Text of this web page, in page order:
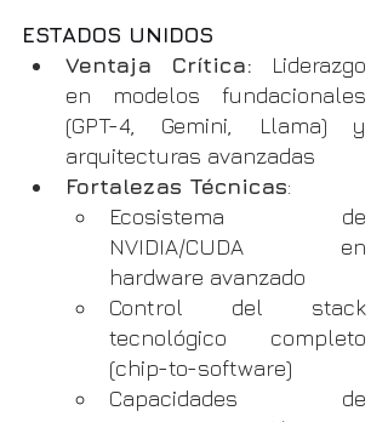
ESTADOS UNIDOS
Ventaja Crítica: Liderazgo
en modelos fundacionales
(GPT-4, Gemini, Llama) y
arquitecturas avanzadas
Fortalezas Técnicas:
Ecosistema de
NVIDIA/CUDA en
hardware avanzado
Control del stack
tecnológico completo
(chip-to-software)
Capacidades de